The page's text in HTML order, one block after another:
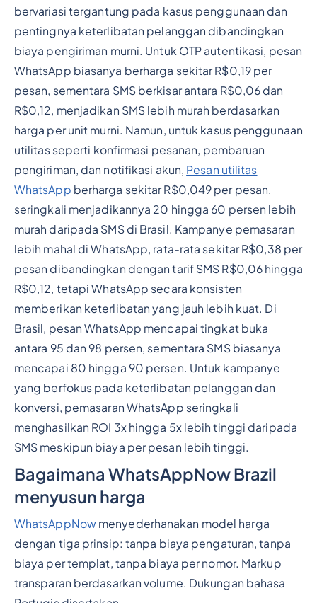
bervariasi tergantung pada kasus penggunaan dan
pentingnya keterlibatan pelanggan dibandingkan
biaya pengiriman murni. Untuk OTP autentikasi, pesan
WhatsApp biasanya berharga sekitar R$0,19 per
pesan, sementara SMS berkisar antara R$0,06 dan
R$0,12, menjadikan SMS lebih murah berdasarkan
harga per unit murni. Namun, untuk kasus penggunaan
utilitas seperti konfirmasi pesanan, pembaruan
pengiriman, dan notifikasi akun, Pesan utilitas
WhatsApp berharga sekitar R$0,049 per pesan,
seringkali menjadikannya 20 hingga 60 persen lebih
murah daripada SMS di Brasil. Kampanye pemasaran
lebih mahal di WhatsApp, rata-rata sekitar R$0,38 per
pesan dibandingkan dengan tarif SMS R$0,06 hingga
R$0,12, tetapi WhatsApp secara konsisten
memberikan keterlibatan yang jauh lebih kuat. Di
Brasil, pesan WhatsApp mencapai tingkat buka
antara 95 dan 98 persen, sementara SMS biasanya
mencapai 80 hingga 90 persen. Untuk kampanye
yang berfokus pada keterlibatan pelanggan dan
konversi, pemasaran WhatsApp seringkali
menghasilkan ROI 3x hingga 5x lebih tinggi daripada
SMS meskipun biaya per pesan lebih tinggi.
Bagaimana WhatsAppNow Brazil
menyusun harga
WhatsAppNowmenyederhanakan model harga
dengan tiga prinsip: tanpa biaya pengaturan, tanpa
biaya per templat, tanpa biaya per nomor. Markup
transparan berdasarkan volume. Dukungan bahasa